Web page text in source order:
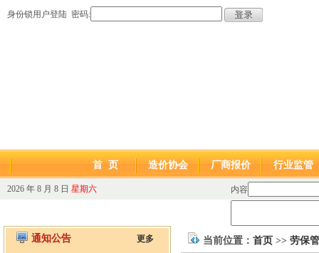
身份锁用户登陆 密码:
首 页 造价协会 厂商报价 行业监管
2026 年 8 月 8 日 星期六 内容
通知公告 更多 当前位置： 首页 >> 劳保